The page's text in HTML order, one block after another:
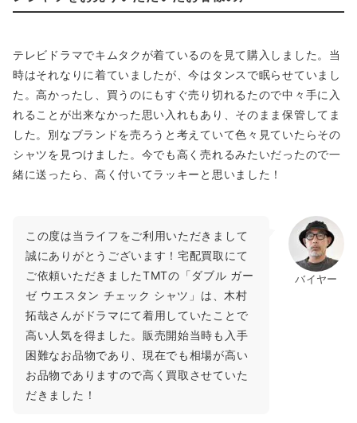
テレビドラマでキムタクが着ているのを見て購入しました。当
時はそれなりに着ていましたが、今はタンスで眠らせていまし
た。高かったし、買うのにもすぐ売り切れるたので中々手に入
れることが出来なかった思い入れもあり、そのまま保管してま
した。別なブランドを売ろうと考えていて色々見ていたらその
シャツを見つけました。今でも高く売れるみたいだったので一
緒に送ったら、高く付いてラッキーと思いました！
バイヤー
この度は当ライフをご利用いただきまして
誠にありがとうございます！宅配買取にて
ご依頼いただきましたTMTの「ダブル ガー
ゼ ウエスタン チェック シャツ」は、木村
拓哉さんがドラマにて着用していたことで
高い人気を得ました。販売開始当時も入手
困難なお品物であり、現在でも相場が高い
お品物でありますので高く買取させていた
だきました！